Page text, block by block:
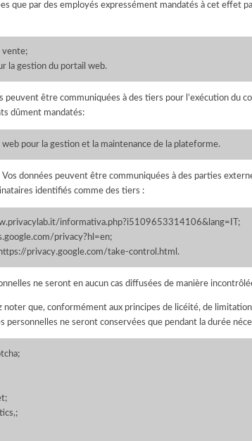
que par des employés expressément mandatés à cet effet
vente;
la gestion du portail web.
peuvent être communiquées à des tiers pour l’exécution du
dûment mandatés:
pour la gestion et la maintenance de la plateforme.
données peuvent être communiquées à des parties
identifiés comme des tiers :
informativa.php?i5109653314106&lang=IT;
privacy?hl=en;
privacy.google.com/take-control.html.
ne seront en aucun cas diffusées de manière
noter que, conformément aux principes de licéité, de
personnelles ne seront conservées que pendant la durée